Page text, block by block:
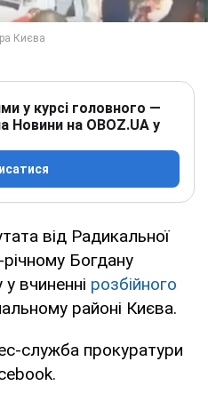
у курсі головного —
Новини на OBOZ.UA у
від Радикальної
річному Богдану
вчиненні розбійного
районі Києва.
служба прокуратури